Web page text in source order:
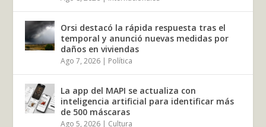
Orsi destacó la rápida respuesta tras el
temporal y anunció nuevas medidas por
daños en viviendas
Ago 7, 2026 | Política
La app del MAPI se actualiza con
inteligencia artificial para identificar más
de 500 máscaras
Ago 5, 2026 | Cultura